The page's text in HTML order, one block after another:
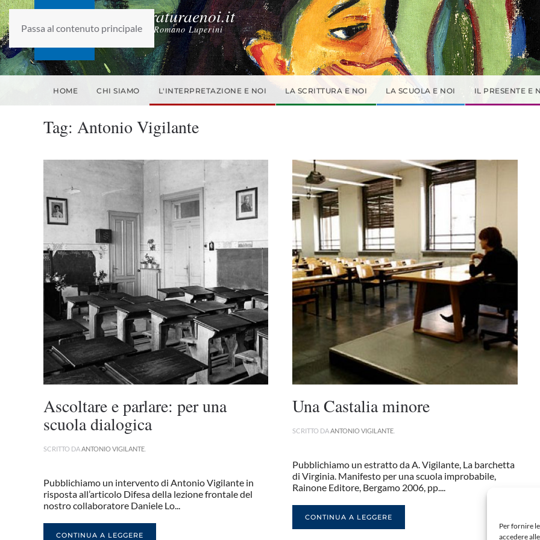
Per fornire
accedere
Passa al contenuto principale
laletteraturaenoi.it
fondato da Romano Luperini
HOME CHI SIAMO L'INTERPRETAZIONE E NOI LA SCRITTURA E NOI LA SCUOLA E NOI IL PRESENTE E
Tag: Antonio Vigilante
Ascoltare e parlare: per una
scuola dialogica
SCRITTO DAANTONIO VIGILANTE
Pubblichiamo un intervento di Antonio Vigilante in
risposta all’articolo Difesa della lezione frontale del
nostro collaboratore Daniele Lo...
CONTINUA A LEGGERE
Una Castalia minore
SCRITTO DAANTONIO VIGILANTE
Pubblichiamo un estratto da A. Vigilante, La barchetta
di Virginia. Manifesto per una scuola improbabile,
Rainone Editore, Bergamo 2006, pp....
CONTINUA A LEGGERE